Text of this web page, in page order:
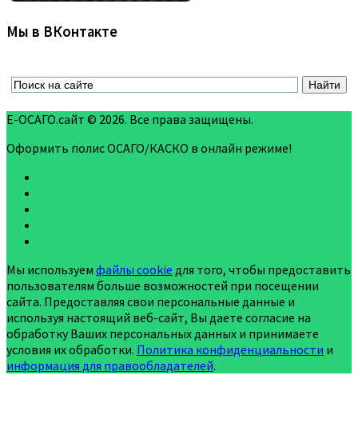
Мы в ВКонтакте
Е-ОСАГО.сайт © 2026. Все права защищены.
Оформить полис ОСАГО/КАСКО в онлайн режиме!
Мы используем файлы cookie для того, чтобы предоставить
пользователям больше возможностей при посещении
сайта. Предоставляя свои персональные данные и
используя настоящий веб-сайт, Вы даете согласие на
обработку Ваших персональных данных и принимаете
условия их обработки. Политика конфиденциальности и
информация для правообладателей.